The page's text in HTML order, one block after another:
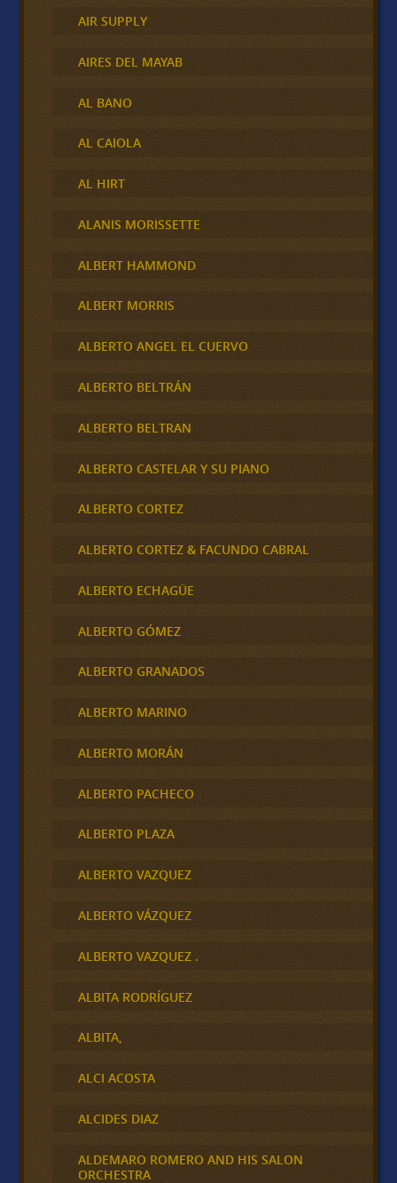
AIR SUPPLY
AIRES DEL MAYAB
AL BANO
AL CAIOLA
AL HIRT
ALANIS MORISSETTE
ALBERT HAMMOND
ALBERT MORRIS
ALBERTO ANGEL EL CUERVO
ALBERTO BELTRÁN
ALBERTO BELTRAN
ALBERTO CASTELAR Y SU PIANO
ALBERTO CORTEZ
ALBERTO CORTEZ & FACUNDO CABRAL
ALBERTO ECHAGÜE
ALBERTO GÓMEZ
ALBERTO GRANADOS
ALBERTO MARINO
ALBERTO MORÁN
ALBERTO PACHECO
ALBERTO PLAZA
ALBERTO VAZQUEZ
ALBERTO VÁZQUEZ
ALBERTO VAZQUEZ .
ALBITA RODRÍGUEZ
ALBITA,
ALCI ACOSTA
ALCIDES DIAZ
ALDEMARO ROMERO AND HIS SALON
ORCHESTRA